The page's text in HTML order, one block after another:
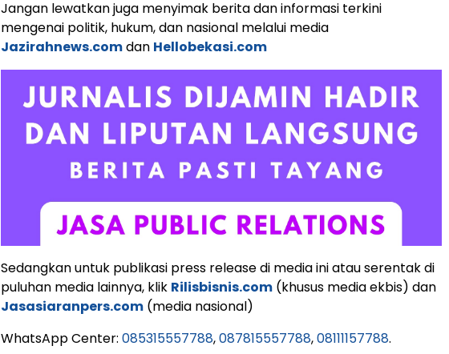
Jangan lewatkan juga menyimak berita dan informasi terkini
mengenai politik, hukum, dan nasional melalui media
Jazirahnews.comdan Hellobekasi.com
Sedangkan untuk publikasi press release di media ini atau serentak di
puluhan media lainnya, klik Rilisbisnis.com (khusus media ekbis) dan
Jasasiaranpers.com (media nasional)
WhatsApp Center: 085315557788,087815557788,08111157788.